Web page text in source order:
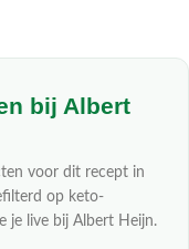
bij Albert
voor dit recept in
op keto-
je live bij Albert Heijn.